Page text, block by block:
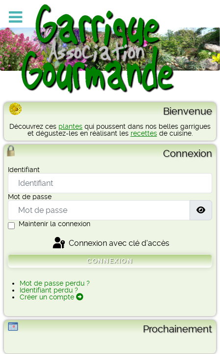
Bienvenue
Découvrez ces plantes qui poussent dans nos belles garrigues
et dégustez-les en réalisant les recettesde cuisine.
Connexion
Identifiant
Mot de passe
Maintenir la connexion
Connexion avec clé d'accès
CONNEXION
Mot de passe perdu ?
Identifiant perdu ?
Créer un compte
Prochainement